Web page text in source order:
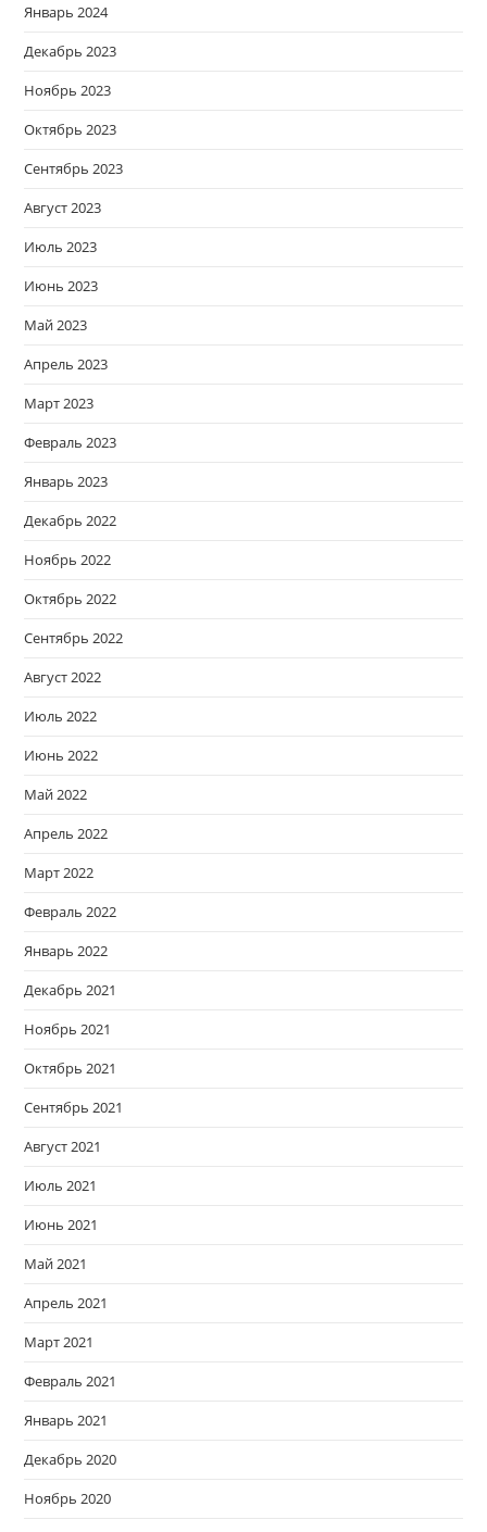
Январь 2024
Декабрь 2023
Ноябрь 2023
Октябрь 2023
Сентябрь 2023
Август 2023
Июль 2023
Июнь 2023
Май 2023
Апрель 2023
Март 2023
Февраль 2023
Январь 2023
Декабрь 2022
Ноябрь 2022
Октябрь 2022
Сентябрь 2022
Август 2022
Июль 2022
Июнь 2022
Май 2022
Апрель 2022
Март 2022
Февраль 2022
Январь 2022
Декабрь 2021
Ноябрь 2021
Октябрь 2021
Сентябрь 2021
Август 2021
Июль 2021
Июнь 2021
Май 2021
Апрель 2021
Март 2021
Февраль 2021
Январь 2021
Декабрь 2020
Ноябрь 2020